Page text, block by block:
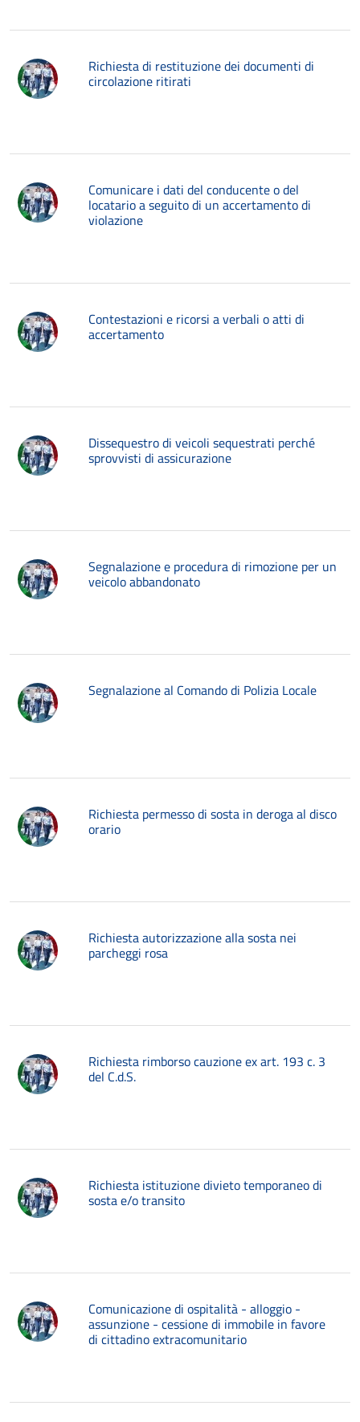
Richiesta di restituzione dei documenti di
circolazione ritirati
Comunicare i dati del conducente o del
locatario a seguito di un accertamento di
violazione
Contestazioni e ricorsi a verbali o atti di
accertamento
Dissequestro di veicoli sequestrati perché
sprovvisti di assicurazione
Segnalazione e procedura di rimozione per un
veicolo abbandonato
Segnalazione al Comando di Polizia Locale
Richiesta permesso di sosta in deroga al disco
orario
Richiesta autorizzazione alla sosta nei
parcheggi rosa
Richiesta rimborso cauzione ex art. 193 c. 3
del C.d.S.
Richiesta istituzione divieto temporaneo di
sosta e/o transito
Comunicazione di ospitalità - alloggio -
assunzione - cessione di immobile in favore
di cittadino extracomunitario